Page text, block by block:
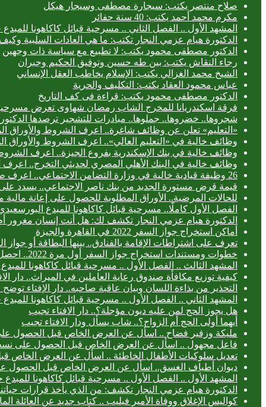
صلاح منتصر يكتب: سيجارة مصطفى وسيجار هيكل
مكرم محمد أحمد يكتب: 40 سنة حفائر
المشهد الأول .. الفصل الثاني .. مسرحية قبائل كاكاهونا
الدكتورة هيام عزمي النجار تكتب: ما هي العادات السلبية
الدكتور مصطفى محمود يكتب: لا تطبيع مع سياسة ذات وجهين
رجاء النقاش يكتب: بين طه حسين وتوفيق الحكيم وجبران
الشيخ محمد الغزالي يكتب: الإسلام يخاطب العقل الإنساني
عباس محمود العقاد يكتب: التكليف والحرية
الدكتور مصطفى محمود يكتب: قراءة فى كف التاريخ
فرقة اسكندريانا للمخرج الشاب رمضان شهاوى تعرض
شجروها.. خضروها.. جملوها.. مبادرات للتشجير ترصدها
«التعليم» تعلن عن وظائف شاغرة.. اعرف الشروط والأوراق
وظائف خالية في «التعليم العالي».. اعرف الشروط والأوراق
وظائف خالية في بنك الإسكندرية بفروع الجيزة.. اعرف
وظائف خالية في البنك الأهلي المصري لحديثي التخرج..
26 وظيفة قيادية خالية في وزارة التضامن الاجتماعي.. اعرف طريقة التقديم
قيمة قرض مستورة الجديد من بنك ناصر الاجتماعي.. يسدد على 3
للحالات المرضية.. الأوراق المطلوبة للحصول على إعانة مالية
الفصل الأول كاملًا.. مسرحية قبائل كاكاهونا للمبدع
الدكتورة هيام عزمي النجار تكشف لك: هل أنت إنسان مغرور
أماكن استخراج جواز السفر 2022 في القاهرة والجيزة
تعرف على اشتراطات الإقامة بالفنادق.. بينها البطاقة أو جواز
خطوات ومستندات استخراج جواز السفر أول مرة 2022.. احصل عليه خلال 24 ساعة
المشهد الثالث .. الفصل الأول .. مسرحية قبائل كاكاهونا
كيفية توزيع مكافأة صندوق رعاية العاملين في الميراث.. دار
التحذير من بذاءة اللسان وبيان عاقبة صاحبه.. دار الإفتاء
المشهد الثاني .. الفصل الأول .. مسرحية قبائل كاكاهونا
هل يجوز الحج لمن عليه ديون مؤجلة؟.. دار الافتاء تجيب
أيهما أولى الحج أم الزواج؟.. شاب يسأل ودار الافتاء تجيب
مليكة وزفير فضاح .. اسأل عن العرض الخاص قبل الحصول
فاعل مجهول .. اسأل عن العرض الخاص قبل الحصول على
تعديل سلوكيات الأطفال الخاطئة .. اسأل عن العرض الخاص
ديوان أطياف الغسق.. اسأل عن العرض الخاص قبل الحصول
المشهد الأول .. الفصل الأول .. مسرحية قبائل كاكاهونا
الدكتورة هيام عزمي النجار تكشف: من الذي يأخذ قرارات
كواليس الإغلاق ووفاة الأمير فيليب .. كتاب جديد عن العائلة